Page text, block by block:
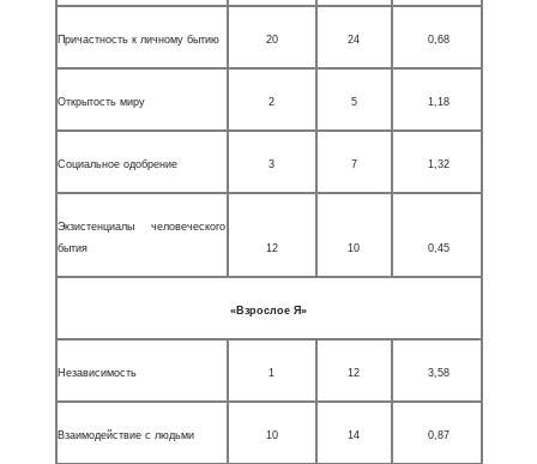
Причастность к личному бытию 20 24 0,68
Открытость миру 2 5 1,18
Социальное одобрение 3 7 1,32
Экзистенциалы человеческого
бытия
12 10 0,45
«Взрослое Я»
Независимость 1 12 3,58
Взаимодействие с людьми 10 14 0,87